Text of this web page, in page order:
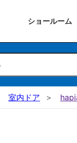
ショールーム
室内ドア